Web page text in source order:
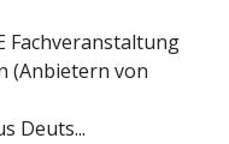
Fachveranstaltung
(Anbietern von
Deuts...